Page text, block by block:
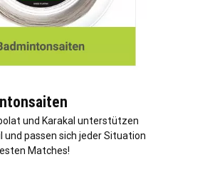
und Karakal unterstützen
und passen sich jeder Situation
Matches!